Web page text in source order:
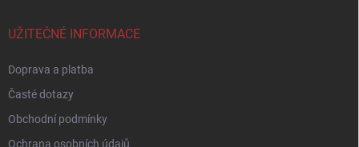
UŽITEČNÉ INFORMACE
Doprava a platba
Časté dotazy
Obchodní podmínky
Ochrana osobních údajů